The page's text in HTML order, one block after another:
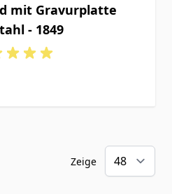
mit Gravurplatte
- 1849
Zeige